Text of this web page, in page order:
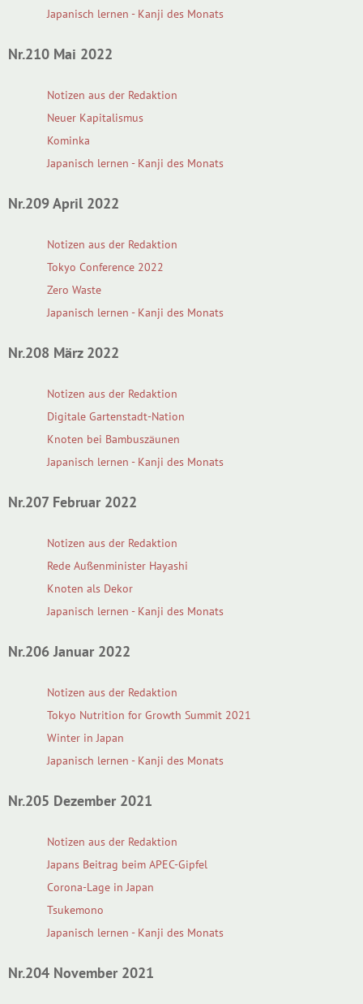
Japanisch lernen - Kanji des Monats
Nr.210 Mai 2022
Notizen aus der Redaktion
Neuer Kapitalismus
Kominka
Japanisch lernen - Kanji des Monats
Nr.209 April 2022
Notizen aus der Redaktion
Tokyo Conference 2022
Zero Waste
Japanisch lernen - Kanji des Monats
Nr.208 März 2022
Notizen aus der Redaktion
Digitale Gartenstadt-Nation
Knoten bei Bambuszäunen
Japanisch lernen - Kanji des Monats
Nr.207 Februar 2022
Notizen aus der Redaktion
Rede Außenminister Hayashi
Knoten als Dekor
Japanisch lernen - Kanji des Monats
Nr.206 Januar 2022
Notizen aus der Redaktion
Tokyo Nutrition for Growth Summit 2021
Winter in Japan
Japanisch lernen - Kanji des Monats
Nr.205 Dezember 2021
Notizen aus der Redaktion
Japans Beitrag beim APEC-Gipfel
Corona-Lage in Japan
Tsukemono
Japanisch lernen - Kanji des Monats
Nr.204 November 2021